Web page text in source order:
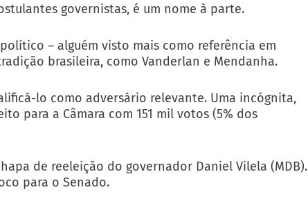
governistas, é um nome à parte.
– alguém visto mais como referência em
brasileira, como Vanderlan e Mendanha.
lo como adversário relevante. Uma incógnita,
para a Câmara com 151 mil votos (5% dos
de reeleição do governador Daniel Vilela (MDB).
para o Senado.